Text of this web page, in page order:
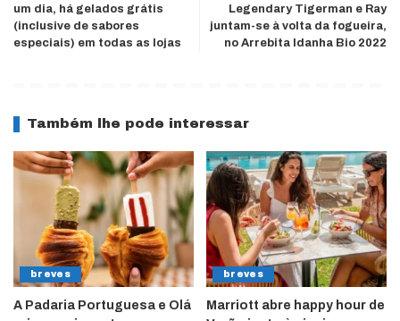
um dia, há gelados grátis
(inclusive de sabores
especiais) em todas as lojas
Legendary Tigerman e Ray
juntam-se à volta da fogueira,
no Arrebita Idanha Bio 2022
Também lhe pode interessar
breves
A Padaria Portuguesa e Olá
breves
Marriott abre happy hour de